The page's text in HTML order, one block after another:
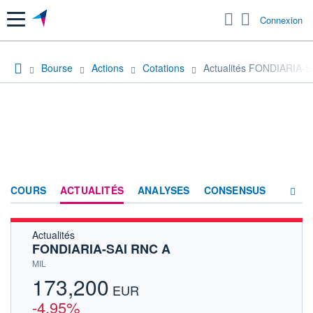
Menu Connexion
Bourse Actions Cotations Actualités FONDIARIA-
COURS ACTUALITÉS ANALYSES CONSENSUS
Actualités
FONDIARIA-SAI RNC A
MIL
173,200 EUR
-4,95%